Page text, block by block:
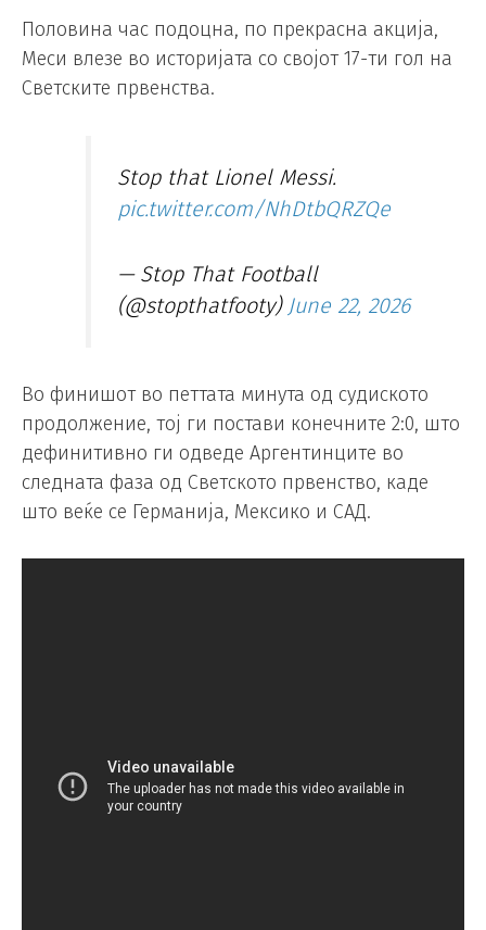
Половина час подоцна, по прекрасна акција,
Меси влезе во историјата со својот 17-ти гол на
Светските првенства.
Stop that Lionel Messi.
pic.twitter.com/NhDtbQRZQe
— Stop That Football
(@stopthatfooty) June 22, 2026
Во финишот во петтата минута од судиското
продолжение, тој ги постави конечните 2:0, што
дефинитивно ги одведе Аргентинците во
следната фаза од Светското првенство, каде
што веќе се Германија, Мексико и САД.